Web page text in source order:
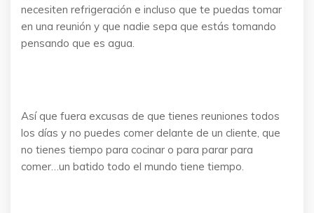
necesiten refrigeración e incluso que te puedas tomar
en una reunión y que nadie sepa que estás tomando
pensando que es agua.
Así que fuera excusas de que tienes reuniones todos
los días y no puedes comer delante de un cliente, que
no tienes tiempo para cocinar o para parar para
comer…un batido todo el mundo tiene tiempo.